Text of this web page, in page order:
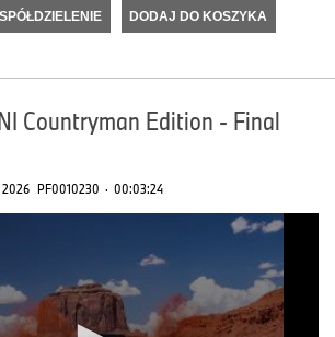
DODAJ DO KOSZYKA
Countryman Edition - Final
2026 PF0010230 · 00:03:24